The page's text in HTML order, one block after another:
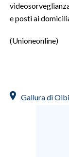
e posti ai
(Unioneonline)
Gallura di